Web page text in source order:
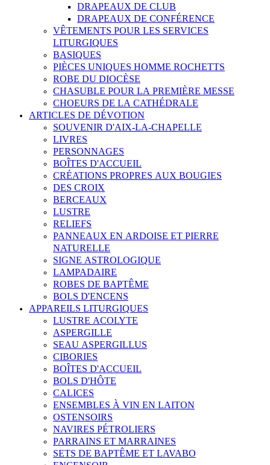
DRAPEAUX DE CLUB
DRAPEAUX DE CONFÉRENCE
VÊTEMENTS POUR LES SERVICES
LITURGIQUES
BASIQUES
PIÈCES UNIQUES HOMME ROCHETTS
ROBE DU DIOCÈSE
CHASUBLE POUR LA PREMIÈRE MESSE
CHOEURS DE LA CATHÉDRALE
ARTICLES DE DÉVOTION
SOUVENIR D'AIX-LA-CHAPELLE
LIVRES
PERSONNAGES
BOÎTES D'ACCUEIL
CRÉATIONS PROPRES AUX BOUGIES
DES CROIX
BERCEAUX
LUSTRE
RELIEFS
PANNEAUX EN ARDOISE ET PIERRE
NATURELLE
SIGNE ASTROLOGIQUE
LAMPADAIRE
ROBES DE BAPTÊME
BOLS D'ENCENS
APPAREILS LITURGIQUES
LUSTRE ACOLYTE
ASPERGILLE
SEAU ASPERGILLUS
CIBORIES
BOÎTES D'ACCUEIL
BOLS D'HÔTE
CALICES
ENSEMBLES À VIN EN LAITON
OSTENSOIRS
NAVIRES PÉTROLIERS
PARRAINS ET MARRAINES
SETS DE BAPTÊME ET LAVABO